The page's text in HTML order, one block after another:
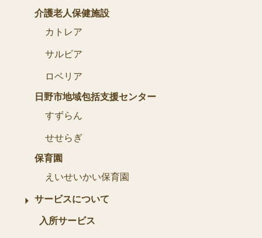
介護老人保健施設
カトレア
サルビア
ロベリア
日野市地域包括支援センター
すずらん
せせらぎ
保育園
えいせいかい保育園
サービスについて
入所サービス